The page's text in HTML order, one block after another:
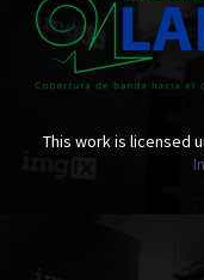
This work is licensed